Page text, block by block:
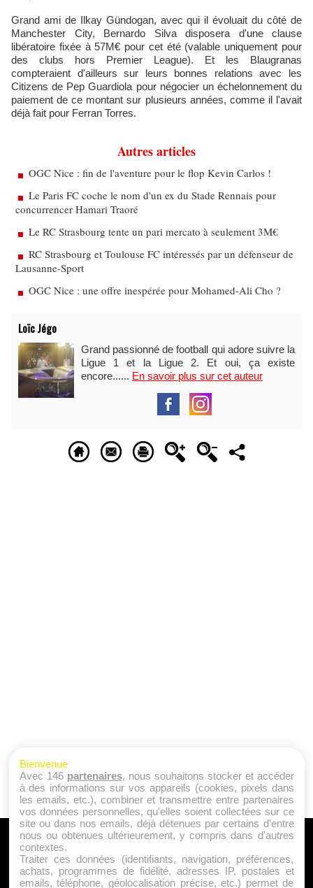
Grand ami de Ilkay Gündogan, avec qui il évoluait du côté de
Manchester City, Bernardo Silva disposera d'une clause
libératoire fixée à 57M€ pour cet été (valable uniquement pour
des clubs hors Premier League). Et les Blaugranas
compteraient d'ailleurs sur leurs bonnes relations avec les
Citizens de Pep Guardiola pour négocier un échelonnement du
paiement de ce montant sur plusieurs années, comme il l'avait
déjà fait pour Ferran Torres.
Autres articles
OGC Nice : fin de l'aventure pour le flop Kevin Carlos !
Le Paris FC coche le nom d'un ex du Stade Rennais pour
concurrencer Hamari Traoré
Le RC Strasbourg tente un pari mercato à seulement 3M€
RC Strasbourg et Toulouse FC intéressés par un défenseur de
Lausanne-Sport
OGC Nice : une offre inespérée pour Mohamed-Ali Cho ?
Loïc Jégo
Grand passionné de football qui adore suivre la
Ligue 1 et la Ligue 2. Et oui, ça existe
encore...... En savoir plus sur cet auteur
A PROPOS
Qui sommes nous ?
Mentions Légales
Bienvenue
Avec 146 partenaires, nous souhaitons stocker et accéder
à des informations sur vos appareils (cookies, pixels dans
les emails, etc.), combiner et transmettre entre partenaires
vos données personnelles, qu'elles soient collectées sur ce
site ou dans nos emails, déjà détenues par certains d'entre
nous ou obtenues ultérieurement, y compris dans d'autres
contextes.
Traiter ces données (identifiants, navigation, préférences,
achats, programmes de fidélité, adresses IP, postales et
emails, téléphone, géolocalisation précise, etc.) permet de